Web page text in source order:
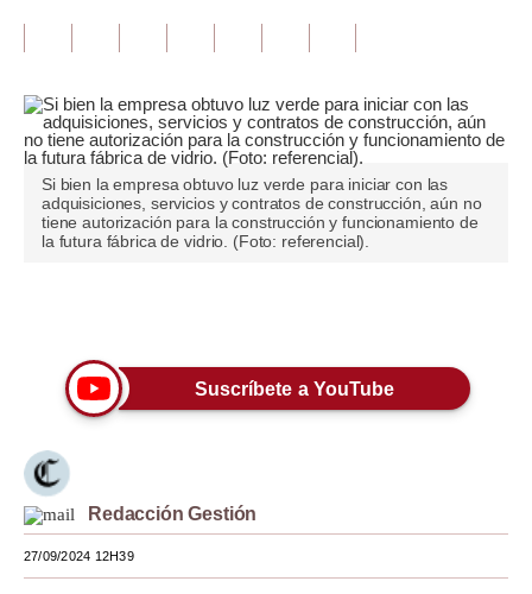
Opinión
Editorial
Pregunta de hoy
Blogs
Viajes
Estilos
Mundo
EEUU
Si bien la empresa obtuvo luz verde para iniciar con las
adquisiciones, servicios y contratos de construcción, aún no
tiene autorización para la construcción y funcionamiento de
la futura fábrica de vidrio. (Foto: referencial).
Suscríbete a YouTube
Redacción Gestión
27/09/2024 12H39